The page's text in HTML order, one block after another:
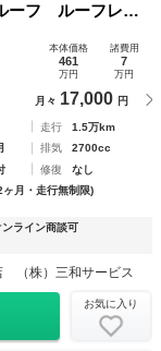
ーフ ルーフレー
ポットモニタ
ン ３列目電動格
本体価格
461
万円
諸費用
7
万円
月々 17,000 円
走行
1.5万km
排気
2700cc
修復
なし
ヶ月・走行無制限)
ンライン商談可
（株）三和サービス
お気に入り